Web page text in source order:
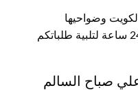
وضواحيها
ونعمل بنظام دوريات مرن خدمة 24 ساعة لتلبية طلباتكم
صباح السالم